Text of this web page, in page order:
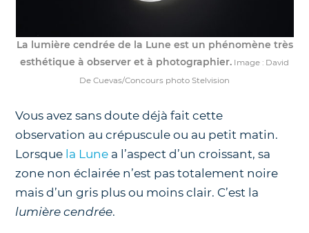
La lumière cendrée de la Lune est un phénomène très
esthétique à observer et à photographier. Image : David
De Cuevas/Concours photo Stelvision
Vous avez sans doute déjà fait cette
observation au crépuscule ou au petit matin.
Lorsque la Lune a l’aspect d’un croissant, sa
zone non éclairée n’est pas totalement noire
mais d’un gris plus ou moins clair. C’est la
lumière cendrée.